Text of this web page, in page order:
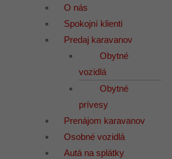
O nás
Spokojní klienti
Predaj karavanov
Obytné
vozidlá
Obytné
prívesy
Prenájom karavanov
Osobné vozidlá
Autá na splátky